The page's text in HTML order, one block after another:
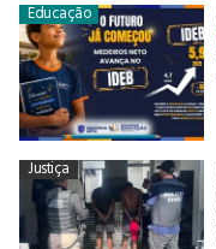
Educação
Justiça